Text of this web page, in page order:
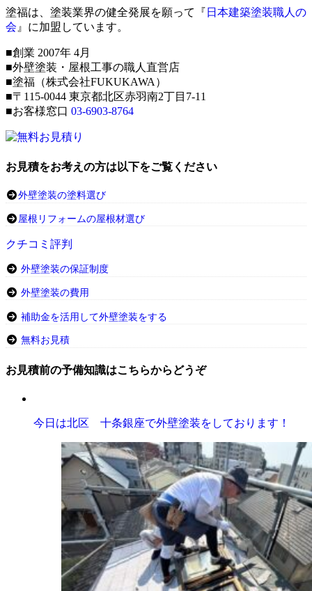
塗福は、塗装業界の健全発展を願って『 日本建築塗装職人の
会 』に加盟しています。
■創業 2007年 4月
■外壁塗装・屋根工事の職人直営店
■塗福（株式会社FUKUKAWA）
■〒115-0044 東京都北区赤羽南2丁目7-11
■お客様窓口 03-6903-8764
お見積をお考えの方は以下をご覧ください
外壁塗装の塗料選び
屋根リフォームの屋根材選び
クチコミ評判
外壁塗装の保証制度
外壁塗装の費用
補助金を活用して外壁塗装をする
無料お見積
お見積前の予備知識はこちらからどうぞ
今日は北区 十条銀座で外壁塗装をしております！